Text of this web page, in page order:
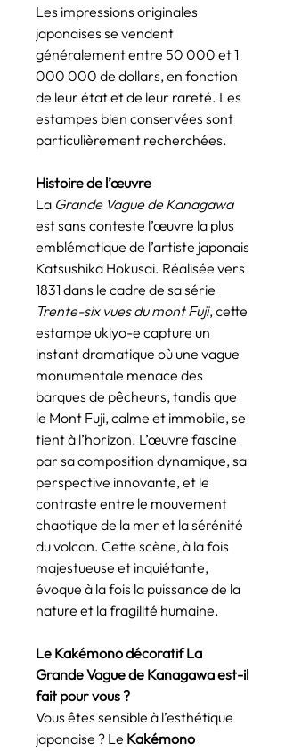
Les impressions originales
japonaises se vendent
généralement entre 50 000 et 1
000 000 de dollars, en fonction
de leur état et de leur rareté. Les
estampes bien conservées sont
particulièrement recherchées.
Histoire de l’œuvre
La Grande Vague de Kanagawa
est sans conteste l’œuvre la plus
emblématique de l’artiste japonais
Katsushika Hokusai. Réalisée vers
1831 dans le cadre de sa série
Trente-six vues du mont Fuji, cette
estampe ukiyo-e capture un
instant dramatique où une vague
monumentale menace des
barques de pêcheurs, tandis que
le Mont Fuji, calme et immobile, se
tient à l’horizon. L’œuvre fascine
par sa composition dynamique, sa
perspective innovante, et le
contraste entre le mouvement
chaotique de la mer et la sérénité
du volcan. Cette scène, à la fois
majestueuse et inquiétante,
évoque à la fois la puissance de la
nature et la fragilité humaine.
Le Kakémono décoratif La
Grande Vague de Kanagawa est-il
fait pour vous ?
Vous êtes sensible à l’esthétique
japonaise ? Le Kakémono